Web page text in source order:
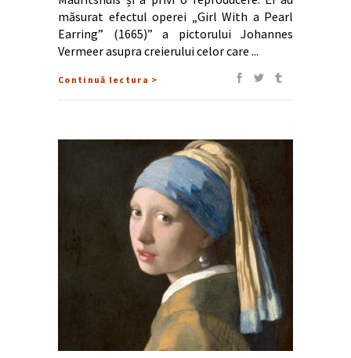
măsurat efectul operei „Girl With a Pearl
Earring” (1665)” a pictorului Johannes
Vermeer asupra creierului celor care
Continuă lectura >